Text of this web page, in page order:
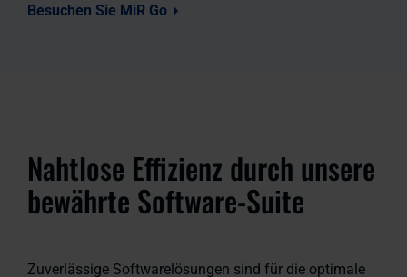
Besuchen Sie MiR Go
Nahtlose Effizienz durch unsere
bewährte Software-Suite
Zuverlässige Softwarelösungen sind für die optimale